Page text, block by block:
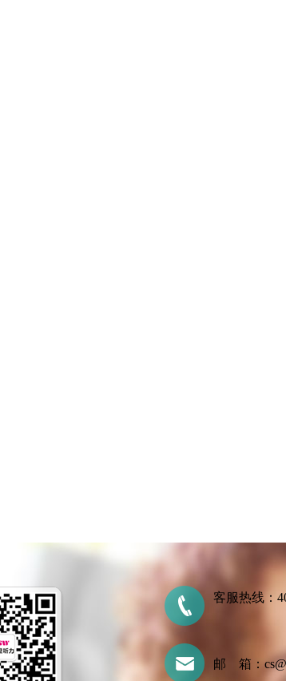
客服热线：
邮 箱：